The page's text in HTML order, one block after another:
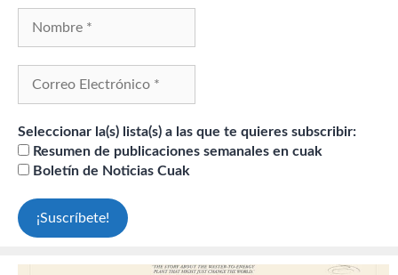
Seleccionar la(s) lista(s) a las que te quieres subscribir:
Resumen de publicaciones semanales en cuak
Boletín de Noticias Cuak